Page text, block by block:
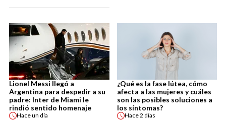
Lionel Messi llegó a
Argentina para despedir a su
padre: Inter de Miami le
rindió sentido homenaje
Haceun día
¿Qué es la fase lútea, cómo
afecta a las mujeres y cuáles
son las posibles soluciones a
los síntomas?
Hace2 días